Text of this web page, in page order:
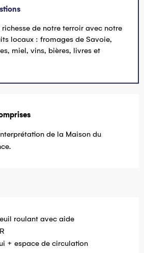
de notre terroir avec notre
locaux : fromages de Savoie,
miel, vins, bières, livres et
de la Maison du
roulant avec aide
+ espace de circulation